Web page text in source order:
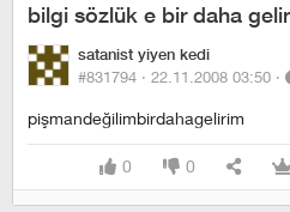
bilgi sözlük e bir daha
satanist yiyen kedi
#831794 · 22.11.2008 03:50 ·
pişmandeğilimbirdahagelirim
0 0